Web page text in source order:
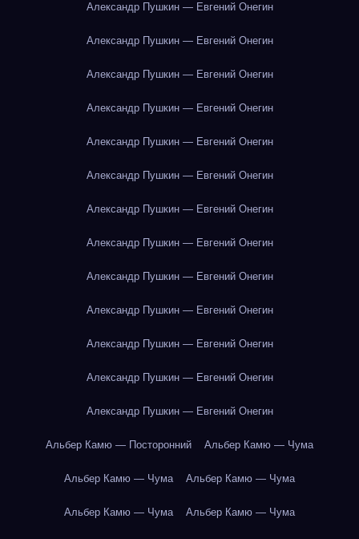
Александр Пушкин — Евгений Онегин
Александр Пушкин — Евгений Онегин
Александр Пушкин — Евгений Онегин
Александр Пушкин — Евгений Онегин
Александр Пушкин — Евгений Онегин
Александр Пушкин — Евгений Онегин
Александр Пушкин — Евгений Онегин
Александр Пушкин — Евгений Онегин
Александр Пушкин — Евгений Онегин
Александр Пушкин — Евгений Онегин
Александр Пушкин — Евгений Онегин
Александр Пушкин — Евгений Онегин
Александр Пушкин — Евгений Онегин
Альбер Камю — Посторонний Альбер Камю — Чума
Альбер Камю — Чума Альбер Камю — Чума
Альбер Камю — Чума Альбер Камю — Чума